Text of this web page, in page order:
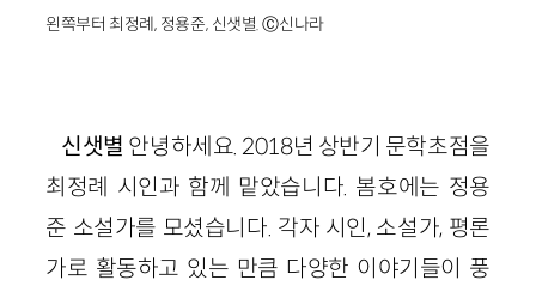
왼쪽부터 최정례, 정용준, 신샛별. Ⓒ신나라
신샛별 안녕하세요. 2018년 상반기 문학초점을
최정례 시인과 함께 맡았습니다. 봄호에는 정용
준 소설가를 모셨습니다. 각자 시인, 소설가, 평론
가로 활동하고 있는 만큼 다양한 이야기들이 풍